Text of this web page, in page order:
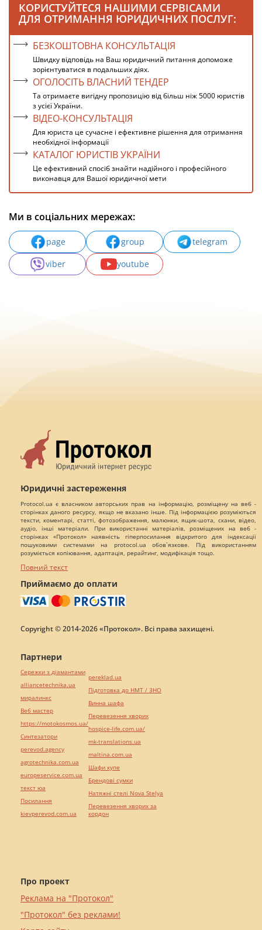
КОРИСТУЙТЕСЯ НАШИМИ СЕРВІСАМИ
ДЛЯ ОТРИМАННЯ ЮРИДИЧНИХ ПОСЛУГ:
БЕЗКОШТОВНА КОНСУЛЬТАЦІЯ
Швидку відповідь на Ваш юридичний питання допоможе
зорієнтуватися в подальших діях.
ОГОЛОСІТЬ ВЛАСНИЙ ТЕНДЕР
Та отримаєте вигідну пропозицію від більш ніж 5000 юристів
з усієї України.
ВІДЕО-КОНСУЛЬТАЦІЯ
Для юриста це сучасне і ефективне рішення для отримання
необхідної інформації
КАТАЛОГ ЮРИСТІВ УКРАЇНИ
Це ефективний спосіб знайти надійного і професійного
виконавця для Вашої юридичної мети
Ми в соціальних мережах:
page group
telegram
viber
youtube
Юридичні застереження
Protocol.ua є власником авторських прав на інформацію, розміщену на веб -
сторінках даного ресурсу, якщо не вказано інше. Під інформацією розуміються
тексти, коментарі, статті, фотозображення, малюнки, ящик-шота, скани, відео,
аудіо, інші матеріали. При використанні матеріалів, розміщених на веб -
сторінках «Протокол» наявність гіперпосилання відкритого для індексації
пошуковими системами на protocol.ua обов`язкове. Під використанням
розуміється копіювання, адаптація, рерайтинг, модифікація тощо.
Повний текст
Приймаємо до оплати
Copyright © 2014-2026 «Протокол». Всі права захищені.
Про проект
Реклама на "Протокол"
"Протокол" без реклами!
Партнери
Сережки з діамантами
alliancetechnika.ua
миралинкс
Веб мастер
https://motokosmos.ua/
Синтезатори
perevod.agency
agrotechnika.com.ua
europeservice.com.ua
текст юа
Посилання
kievperevod.com.ua
pereklad.ua
Підготовка до НМТ / ЗНО
Винна шафа
Перевезення хворих
hospice-life.com.ua/
mk-translations.ua
maltina.com.ua
Шафи купе
Брендові сумки
Натяжні стелі Nova Stelya
Перевезення хворих за
кордон